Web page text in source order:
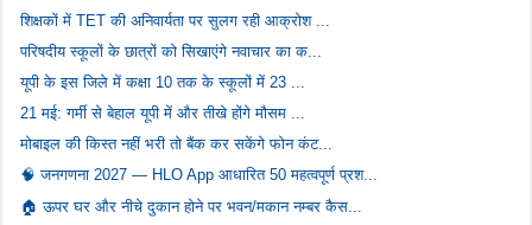
शिक्षकों में TET की अनिवार्यता पर सुलग रही आक्रोश ...
परिषदीय स्कूलों के छात्रों को सिखाएंगे नवाचार का क...
यूपी के इस जिले में कक्षा 10 तक के स्कूलों में 23 ...
21 मई: गर्मी से बेहाल यूपी में और तीखे होंगे मौसम ...
मोबाइल की किस्त नहीं भरी तो बैंक कर सकेंगे फोन कंट...
🧠 जनगणना 2027 — HLO App आधारित 50 महत्वपूर्ण प्रश...
🏠 ऊपर घर और नीचे दुकान होने पर भवन/मकान नम्बर कैस...